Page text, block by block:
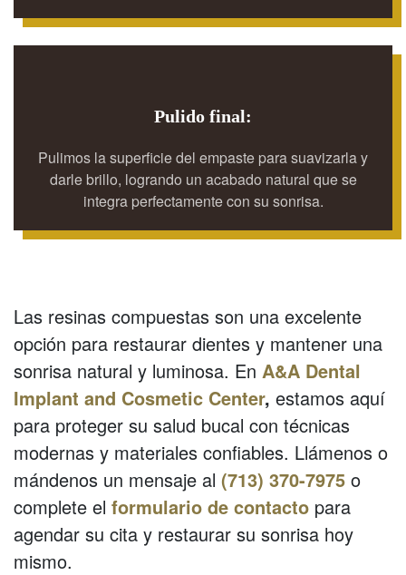
Pulido final:
Pulimos la superficie del empaste para suavizarla y
darle brillo, logrando un acabado natural que se
integra perfectamente con su sonrisa.
Las resinas compuestas son una excelente
opción para restaurar dientes y mantener una
sonrisa natural y luminosa. En A&A Dental
Implant and Cosmetic Center, estamos aquí
para proteger su salud bucal con técnicas
modernas y materiales confiables. Llámenos o
mándenos un mensaje al (713) 370-7975 o
complete el formulario de contacto para
agendar su cita y restaurar su sonrisa hoy
mismo.